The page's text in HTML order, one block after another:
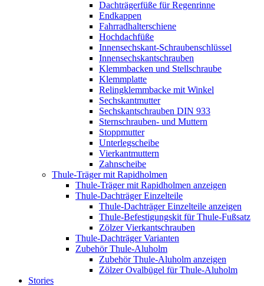
Dachträgerfüße für Regenrinne
Endkappen
Fahrradhalterschiene
Hochdachfüße
Innensechskant-Schraubenschlüssel
Innensechskantschrauben
Klemmbacken und Stellschraube
Klemmplatte
Relingklemmbacke mit Winkel
Sechskantmutter
Sechskantschrauben DIN 933
Sternschrauben- und Muttern
Stoppmutter
Unterlegscheibe
Vierkantmuttern
Zahnscheibe
Thule-Träger mit Rapidholmen
Thule-Träger mit Rapidholmen anzeigen
Thule-Dachträger Einzelteile
Thule-Dachträger Einzelteile anzeigen
Thule-Befestigungskit für Thule-Fußsatz
Zölzer Vierkantschrauben
Thule-Dachträger Varianten
Zubehör Thule-Aluholm
Zubehör Thule-Aluholm anzeigen
Zölzer Ovalbügel für Thule-Aluholm
Stories